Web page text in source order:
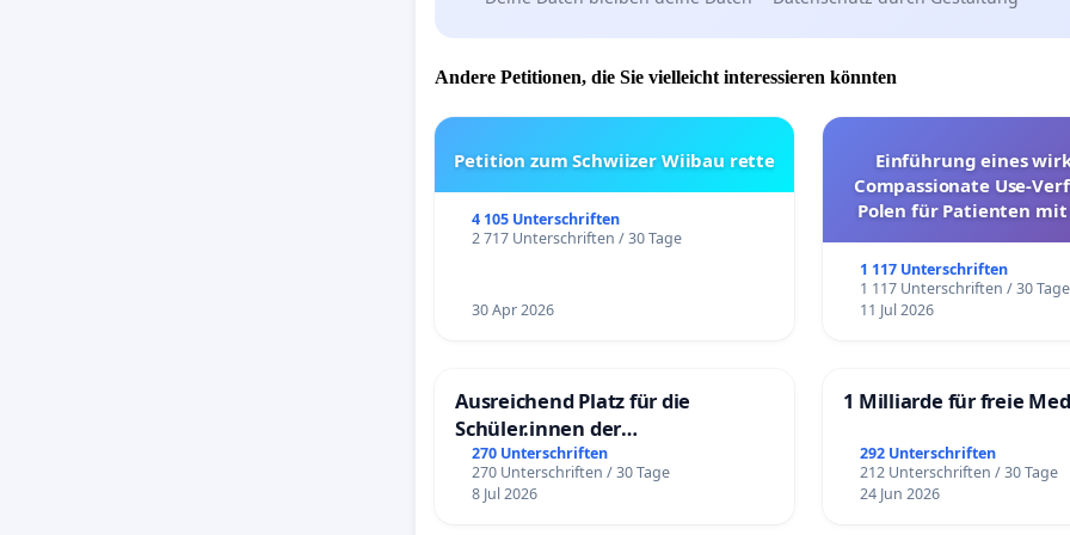
Andere Petitionen, die Sie vielleicht interessieren könnten
Petition zum Schwiizer Wiibau rette
4 105 Unterschriften
2 717 Unterschriften / 30 Tage
30 Apr 2026
Einführung eines
Compassionate Use-
Polen für Patienten
1 117 Unterschriften
1 117 Unterschriften / 30 Tage
11 Jul 2026
Ausreichend Platz für die
Schüler.innen der
Schönbergschule
270 Unterschriften
270 Unterschriften / 30 Tage
8 Jul 2026
1 Milliarde für freie
292 Unterschriften
212 Unterschriften / 30 Tage
24 Jun 2026